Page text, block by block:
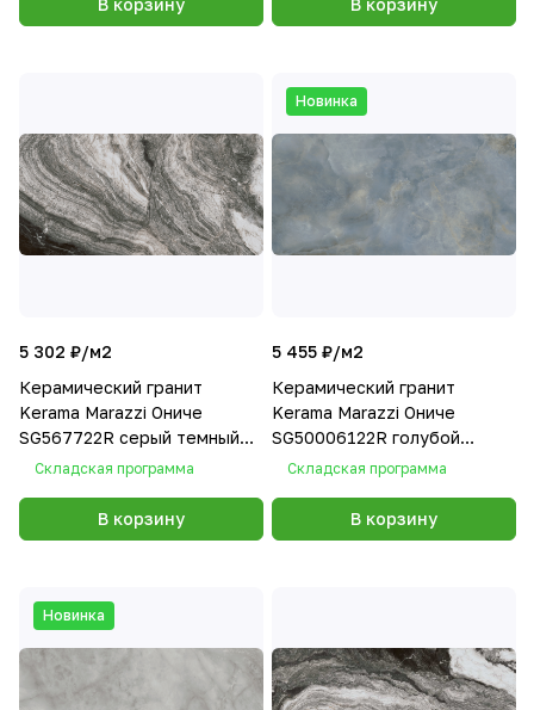
5 302 ₽/м2
Керамический гранит
Kerama Marazzi Ониче
SG567722R серый темный
лаппатированный 60х119,5
Складская программа
В корзину
Новинка
5 455 ₽/м2
Керамический гранит
Kerama Marazzi Ониче
SG50006122R голубой
лаппатированный 60х119,5
Складская программа
В корзину
Новинка